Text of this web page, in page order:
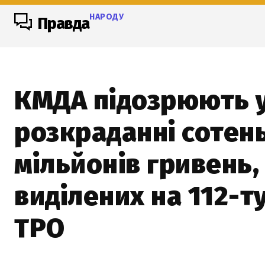
ПравдаНАРОДУ
КМДА підозрюють
розкраданні
мільйонів гривень,
виділених на 112-
ТРО